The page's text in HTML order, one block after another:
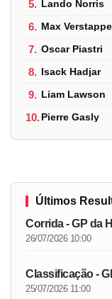
5. Lando Norris
6. Max
7. Oscar Piastri
8. Isack Hadjar
9. Liam Lawson
10.Pierre Gasly
Últimos
Corrida - GP da
26/07/2026 10:00
Classificação -
25/07/2026 11:00